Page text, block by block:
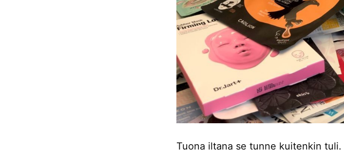
Tuona iltana se tunne kuitenkin tuli.